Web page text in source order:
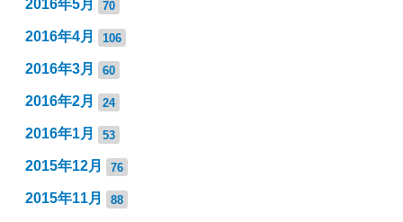
2016年5月 70
2016年4月 106
2016年3月 60
2016年2月 24
2016年1月 53
2015年12月 76
2015年11月 88